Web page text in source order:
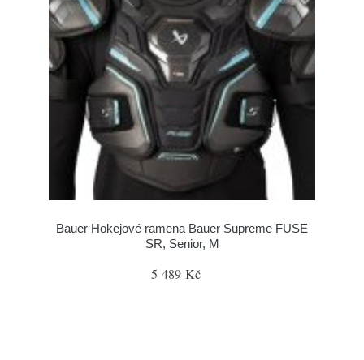
Bauer Hokejové ramena Bauer Supreme FUSE
SR, Senior, M
5 489 Kč